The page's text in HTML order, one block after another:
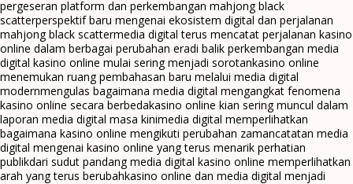
pergeseran platform dan perkembangan mahjong black
scatterperspektif baru mengenai ekosistem digital dan perjalanan
mahjong black scattermedia digital terus mencatat perjalanan kasino
online dalam berbagai perubahan eradi balik perkembangan media
digital kasino online mulai sering menjadi sorotankasino online
menemukan ruang pembahasan baru melalui media digital
modernmengulas bagaimana media digital mengangkat fenomena
kasino online secara berbedakasino online kian sering muncul dalam
laporan media digital masa kinimedia digital memperlihatkan
bagaimana kasino online mengikuti perubahan zamancatatan media
digital mengenai kasino online yang terus menarik perhatian
publikdari sudut pandang media digital kasino online memperlihatkan
arah yang terus berubahkasino online dan media digital menjadi